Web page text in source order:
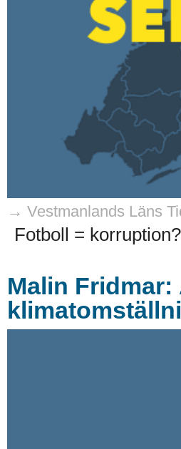
→ Vestmanlands Läns
Fotboll =
Malin